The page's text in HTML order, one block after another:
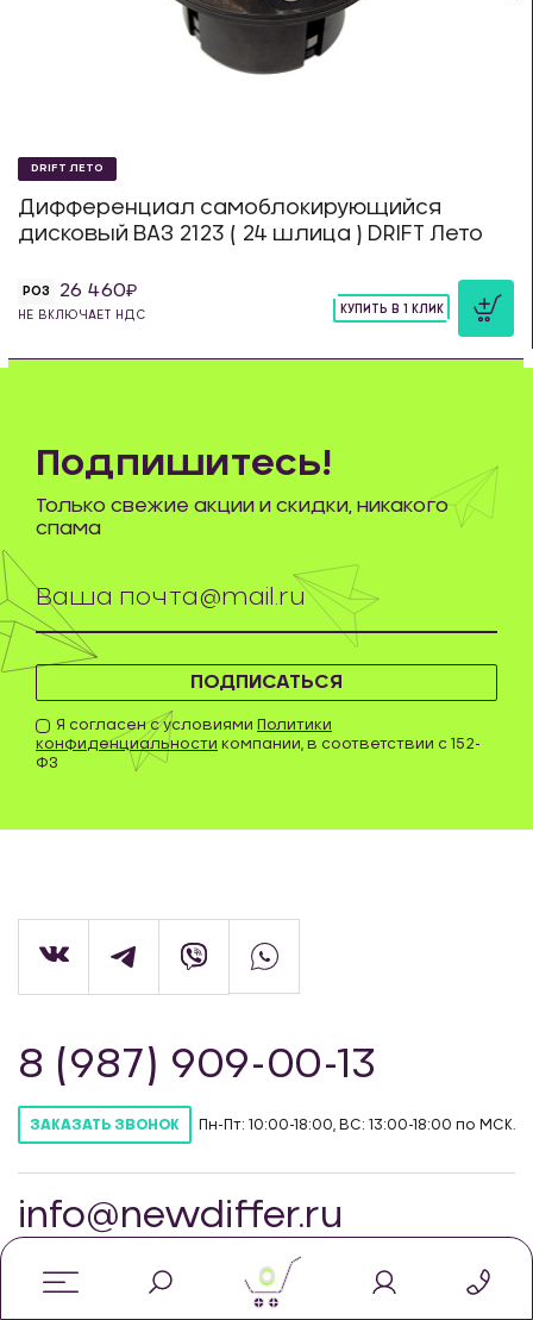
DRIFT ЛЕТО
Дифференциал самоблокирующийся
дисковый ВАЗ 2123 ( 24 шлица ) DRIFT Лето
РОЗ 26 460
НЕ ВКЛЮЧАЕТ НДС
КУПИТЬ В 1 КЛИК
ПОДПИСАТЬСЯ
Я согласен с условиями Политики
конфиденциальности компании, в соответствии с 152-
ФЗ
Подпишитесь!
Только свежие акции и скидки, никакого
спама
8 (987) 909-00-13
ЗАКАЗАТЬ ЗВОНОК Пн-Пт: 10:00-18:00, ВС: 13:00-18:00 по МСК.
info@newdiffer.ru
© Интернет-магазин автозапчастей для
0